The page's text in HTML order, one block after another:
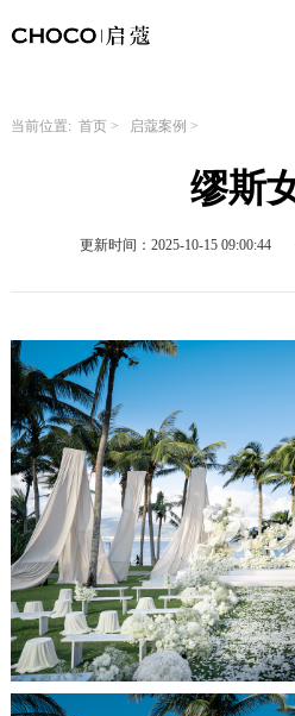
当前位置: 首页> 启蔻案例 >
缪斯
更新时间：2025-10-15 09:00:44